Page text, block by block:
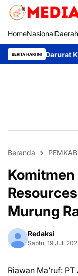
HomeNasionalDaerah
BERITA HARI INI
Karhutla,
Beranda
Murung
Redaksi
Sabtu, 19 Juli
Riawan Ma’ruf: